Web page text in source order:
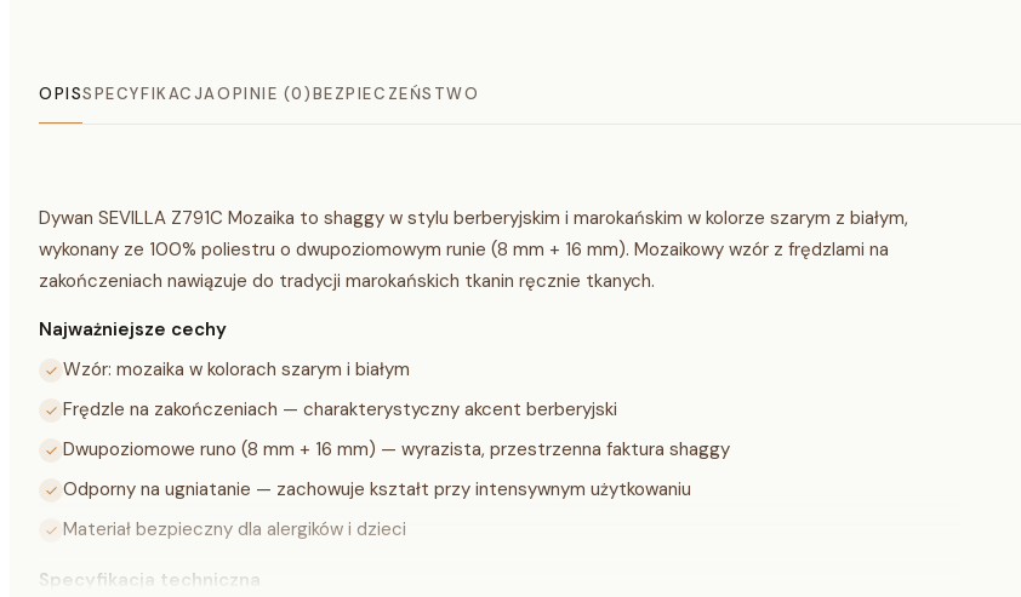
OPISSPECYFIKACJAOPINIE (0)BEZPIECZEŃSTWO
Dywan SEVILLA Z791C Mozaika to shaggy w stylu berberyjskim i marokańskim w kolorze szarym z białym,
wykonany ze 100% poliestru o dwupoziomowym runie (8 mm + 16 mm). Mozaikowy wzór z frędzlami na
zakończeniach nawiązuje do tradycji marokańskich tkanin ręcznie tkanych.
Najważniejsze cechy
Wzór: mozaika w kolorach szarym i białym
Frędzle na zakończeniach — charakterystyczny akcent berberyjski
Dwupoziomowe runo (8 mm + 16 mm) — wyrazista, przestrzenna faktura shaggy
Odporny na ugniatanie — zachowuje kształt przy intensywnym użytkowaniu
Materiał bezpieczny dla alergików i dzieci
Specyfikacja techniczna